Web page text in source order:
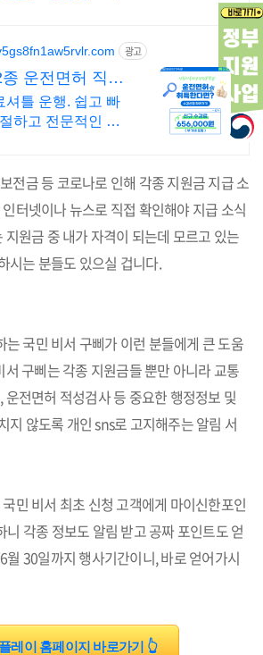
광고
운전면허 직장
허취득!
셔틀 운행. 쉽고 빠
하고 전문적인 강
전금 등 코로나로 인해 각종 지원금 지급 소
터넷이나 뉴스로 직접 확인해야 지급 소식
원금 중 내가 자격이 되는데 모르고 있는
시는 분들도 있으실 겁니다.
국민 비서 구삐가 이런 분들에게 큰 도움
서 구삐는 각종 지원금들 뿐만 아니라 교통
전면허 적성검사 등 중요한 행정정보 및
지 않도록 개인 sns로 고지해주는 알림 서
민 비서 최초 신청 고객에게 마이신한포인
니 각종 정보도 알림 받고 공짜 포인트도 얻
월 30일까지 행사기간이니, 바로 얻어가시
레이 홈페이지 바로가기 👆︎